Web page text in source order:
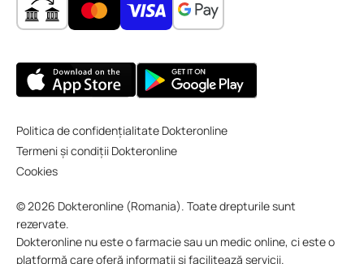
Politica de confidențialitate Dokteronline
Termeni și condiții Dokteronline
Cookies
© 2026 Dokteronline (Romania). Toate drepturile sunt
rezervate.
Dokteronline nu este o farmacie sau un medic online, ci este o
platformă care oferă informații și facilitează servicii.